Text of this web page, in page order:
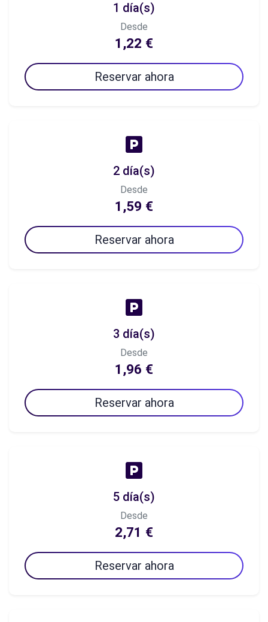
1 día(s)
Desde
1,22 €
Reservar ahora
2 día(s)
Desde
1,59 €
Reservar ahora
3 día(s)
Desde
1,96 €
Reservar ahora
5 día(s)
Desde
2,71 €
Reservar ahora